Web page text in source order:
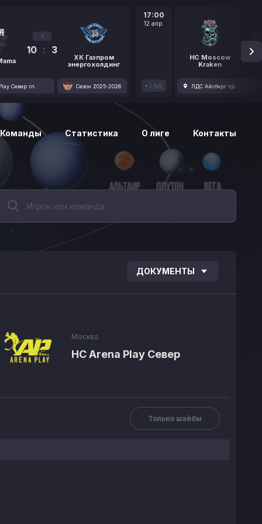
3
10 : 3
ХК Газпром
энергохолдинг
Север гл. Сезон 2025-2026
17:00
12 апр.
LIVE
HC Moscow
Kraken
1
ЛДС Айсберг тр.
Команды Статистика О лиге Контакты
ДОКУМЕНТЫ
Москва
HC Arena Play Север
Только шайбы